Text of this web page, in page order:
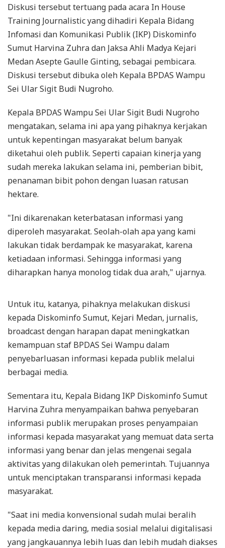
Diskusi tersebut tertuang pada acara In House
Training Journalistic yang dihadiri Kepala Bidang
Infomasi dan Komunikasi Publik (IKP) Diskominfo
Sumut Harvina Zuhra dan Jaksa Ahli Madya Kejari
Medan Asepte Gaulle Ginting, sebagai pembicara.
Diskusi tersebut dibuka oleh Kepala BPDAS Wampu
Sei Ular Sigit Budi Nugroho.
Kepala BPDAS Wampu Sei Ular Sigit Budi Nugroho
mengatakan, selama ini apa yang pihaknya kerjakan
untuk kepentingan masyarakat belum banyak
diketahui oleh publik. Seperti capaian kinerja yang
sudah mereka lakukan selama ini, pemberian bibit,
penanaman bibit pohon dengan luasan ratusan
hektare.
"Ini dikarenakan keterbatasan informasi yang
diperoleh masyarakat. Seolah-olah apa yang kami
lakukan tidak berdampak ke masyarakat, karena
ketiadaan informasi. Sehingga informasi yang
diharapkan hanya monolog tidak dua arah," ujarnya.
Untuk itu, katanya, pihaknya melakukan diskusi
kepada Diskominfo Sumut, Kejari Medan, jurnalis,
broadcast dengan harapan dapat meningkatkan
kemampuan staf BPDAS Sei Wampu dalam
penyebarluasan informasi kepada publik melalui
berbagai media.
Sementara itu, Kepala Bidang IKP Diskominfo Sumut
Harvina Zuhra menyampaikan bahwa penyebaran
informasi publik merupakan proses penyampaian
informasi kepada masyarakat yang memuat data serta
informasi yang benar dan jelas mengenai segala
aktivitas yang dilakukan oleh pemerintah. Tujuannya
untuk menciptakan transparansi informasi kepada
masyarakat.
"Saat ini media konvensional sudah mulai beralih
kepada media daring, media sosial melalui digitalisasi
yang jangkauannya lebih luas dan lebih mudah diakses